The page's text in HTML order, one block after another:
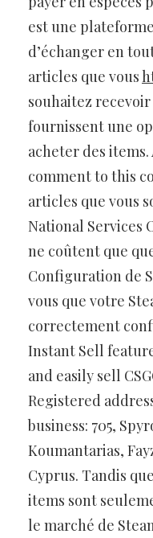
est une
d’échanger en
articles que vous
souhaitez
fournissent une
acheter des items.
comment to this
articles que vous
National Services
ne coûtent que
Configuration de
vous que votre
correctement
Instant Sell
and easily sell
Registered
business: 705,
Koumantarias,
Cyprus. Tandis
items sont
le marché de